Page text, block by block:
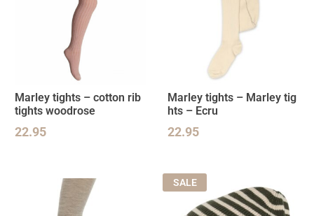
Marley tights – cotton rib
tights woodrose
22.95
Marley tights – Marley tig
hts – Ecru
22.95
SALE